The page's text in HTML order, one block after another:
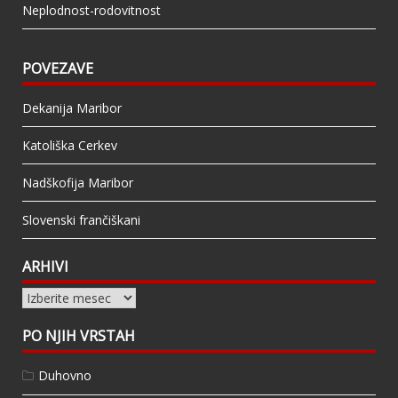
Neplodnost-rodovitnost
POVEZAVE
Dekanija Maribor
Katoliška Cerkev
Nadškofija Maribor
Slovenski frančiškani
ARHIVI
Arhivi
PO NJIH VRSTAH
Duhovno